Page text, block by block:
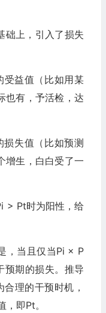
础上，引入了损失
受益值（比如用某
也有，予活检，达
损失值（比如预测
增生，白白受了一
> Pt时为阳性，给
，当且仅当Pi × P
预期的损失。推导
理的干预时机，
即Pt。